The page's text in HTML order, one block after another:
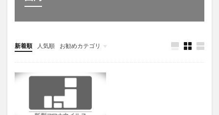
新着順 人気順 お勧めカテゴリ
未分類